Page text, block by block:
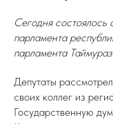
Сегодня
парламента
парламента
Депутаты
своих коллег из
Государственную